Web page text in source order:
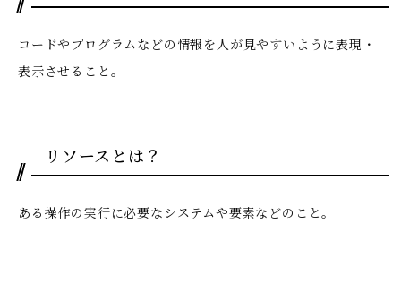
コードやプログラムなどの情報を人が見やすいように表現・
表示させること。
リソースとは？
ある操作の実行に必要なシステムや要素などのこと。